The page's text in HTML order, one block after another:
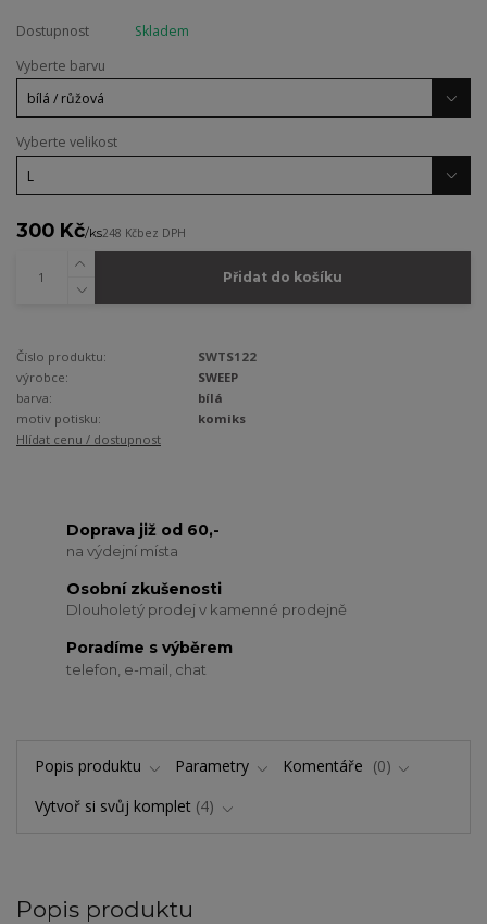
Dostupnost
Skladem
Vyberte barvu
Vyberte velikost
300 Kč/ks248 Kčbez DPH
Přidat do košíku
Číslo produktu:
SWTS122
výrobce:
SWEEP
barva:
bílá
motiv potisku:
komiks
Hlídat cenu / dostupnost
Doprava již od 60,-
na výdejní místa
Osobní zkušenosti
Dlouholetý prodej v kamenné prodejně
Poradíme s výběrem
telefon, e-mail, chat
Popis produktu Parametry Komentáře
0
Vytvoř si svůj komplet 4
Popis produktu